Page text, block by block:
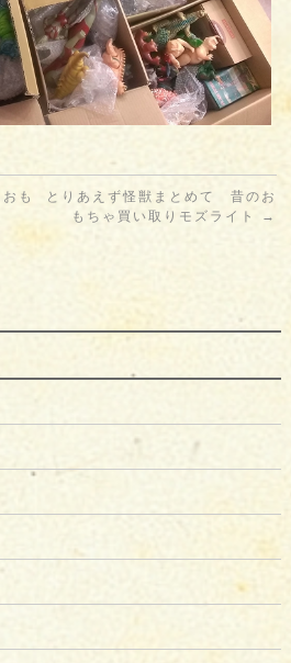
も
とりあえず怪獣まとめて 昔のお
もちゃ買い取りモズライト
→